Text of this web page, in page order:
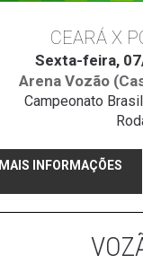
CEARÁ X
Sexta-feira,
Arena Vozão
Campeonato
MAIS INFORMAÇÕES